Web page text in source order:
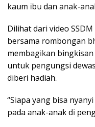
kaum ibu dan anak-
Dilihat dari video
bersama rombongan
membagikan
untuk pengungsi
diberi hadiah.
“Siapa yang bisa
pada anak-anak di